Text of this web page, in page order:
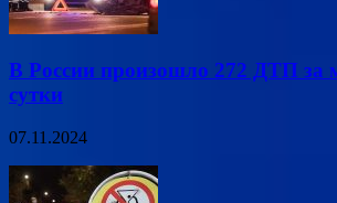
В России произошло 272 ДТП за
сутки
07.11.2024